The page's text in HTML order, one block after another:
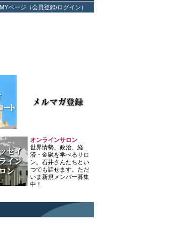
MYページ（会員登録/ログイン）
オンラインサロン
世界情勢、政治、経
済・金融を学べるサロ
ン。石井さんたちとい
つでも話せます。ただ
いま新規メンバー募集
中！